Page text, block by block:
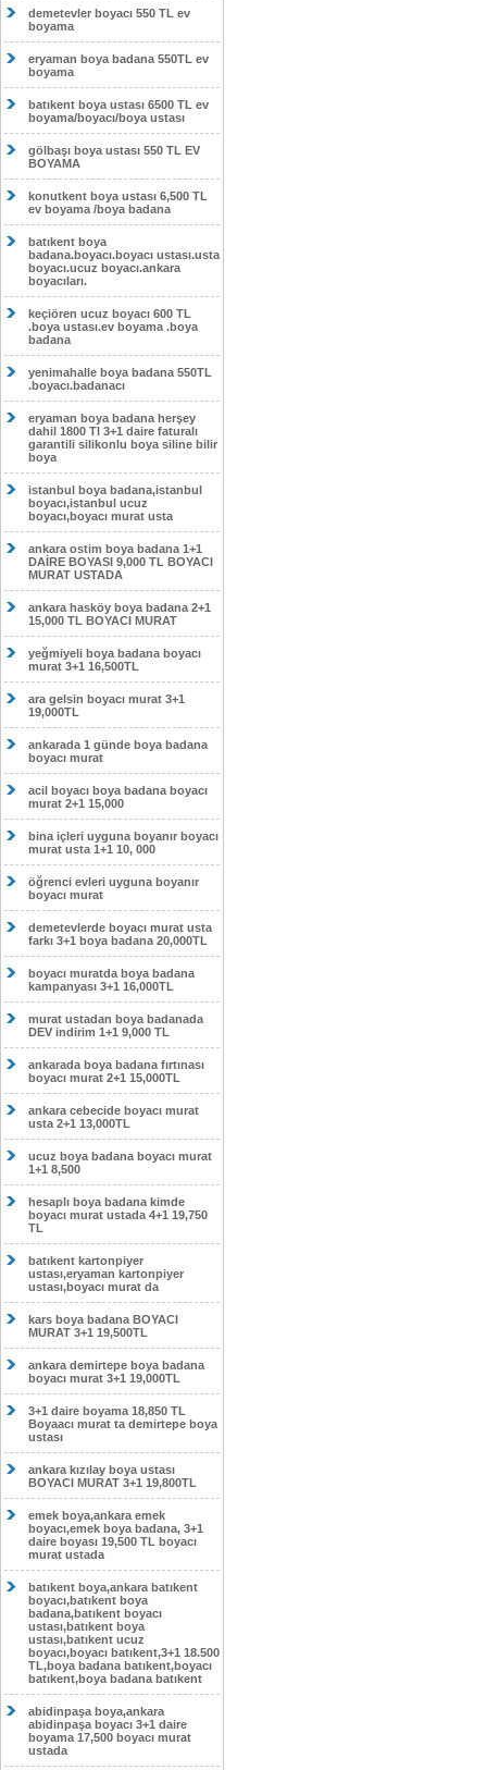
demetevler boyacı 550 TL ev
boyama
eryaman boya badana 550TL ev
boyama
batıkent boya ustası 6500 TL ev
boyama/boyacı/boya ustası
gölbaşı boya ustası 550 TL EV
BOYAMA
konutkent boya ustası 6,500 TL
ev boyama /boya badana
batıkent boya
badana.boyacı.boyacı ustası.usta
boyacı.ucuz boyacı.ankara
boyacıları.
keçiören ucuz boyacı 600 TL
.boya ustası.ev boyama .boya
badana
yenimahalle boya badana 550TL
.boyacı.badanacı
eryaman boya badana herşey
dahil 1800 Tl 3+1 daire faturalı
garantili silikonlu boya siline bilir
boya
istanbul boya badana,istanbul
boyacı,istanbul ucuz
boyacı,boyacı murat usta
ankara ostim boya badana 1+1
DAİRE BOYASI 9,000 TL BOYACI
MURAT USTADA
ankara hasköy boya badana 2+1
15,000 TL BOYACI MURAT
yeğmiyeli boya badana boyacı
murat 3+1 16,500TL
ara gelsin boyacı murat 3+1
19,000TL
ankarada 1 günde boya badana
boyacı murat
acil boyacı boya badana boyacı
murat 2+1 15,000
bina içleri uyguna boyanır boyacı
murat usta 1+1 10, 000
öğrenci evleri uyguna boyanır
boyacı murat
demetevlerde boyacı murat usta
farkı 3+1 boya badana 20,000TL
boyacı muratda boya badana
kampanyası 3+1 16,000TL
murat ustadan boya badanada
DEV indirim 1+1 9,000 TL
ankarada boya badana fırtınası
boyacı murat 2+1 15,000TL
ankara cebecide boyacı murat
usta 2+1 13,000TL
ucuz boya badana boyacı murat
1+1 8,500
hesaplı boya badana kimde
boyacı murat ustada 4+1 19,750
TL
batıkent kartonpiyer
ustası,eryaman kartonpiyer
ustası,boyacı murat da
kars boya badana BOYACI
MURAT 3+1 19,500TL
ankara demirtepe boya badana
boyacı murat 3+1 19,000TL
3+1 daire boyama 18,850 TL
Boyaacı murat ta demirtepe boya
ustası
ankara kızılay boya ustası
BOYACI MURAT 3+1 19,800TL
emek boya,ankara emek
boyacı,emek boya badana, 3+1
daire boyası 19,500 TL boyacı
murat ustada
batıkent boya,ankara batıkent
boyacı,batıkent boya
badana,batıkent boyacı
ustası,batıkent boya
ustası,batıkent ucuz
boyacı,boyacı batıkent,3+1 18.500
TL,boya badana batıkent,boyacı
batıkent,boya badana batıkent
abidinpaşa boya,ankara
abidinpaşa boyacı 3+1 daire
boyama 17,500 boyacı murat
ustada